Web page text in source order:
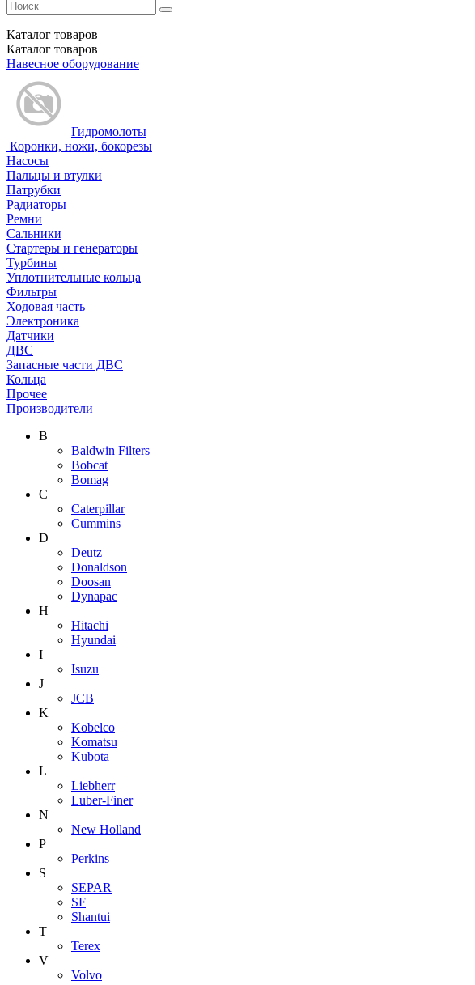
Каталог товаров
Каталог товаров
Навесное оборудование
Гидромолоты
Коронки, ножи, бокорезы
Насосы
Пальцы и втулки
Патрубки
Радиаторы
Ремни
Сальники
Стартеры и генераторы
Турбины
Уплотнительные кольца
Фильтры
Ходовая часть
Электроника
Датчики
ДВС
Запасные части ДВС
Кольца
Прочее
Производители
B
Baldwin Filters
Bobcat
Bomag
C
Caterpillar
Cummins
D
Deutz
Donaldson
Doosan
Dynapac
H
Hitachi
Hyundai
I
Isuzu
J
JCB
K
Kobelco
Komatsu
Kubota
L
Liebherr
Luber-Finer
N
New Holland
P
Perkins
S
SEPAR
SF
Shantui
T
Terex
V
Volvo